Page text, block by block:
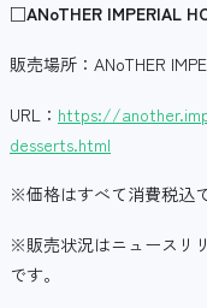
□ANoTHER IMPERIAL
販売場所：ANoTHER
URL： https://
desserts.html
※価格はすべて消費税込で
※販売状況はニュースリ
です。